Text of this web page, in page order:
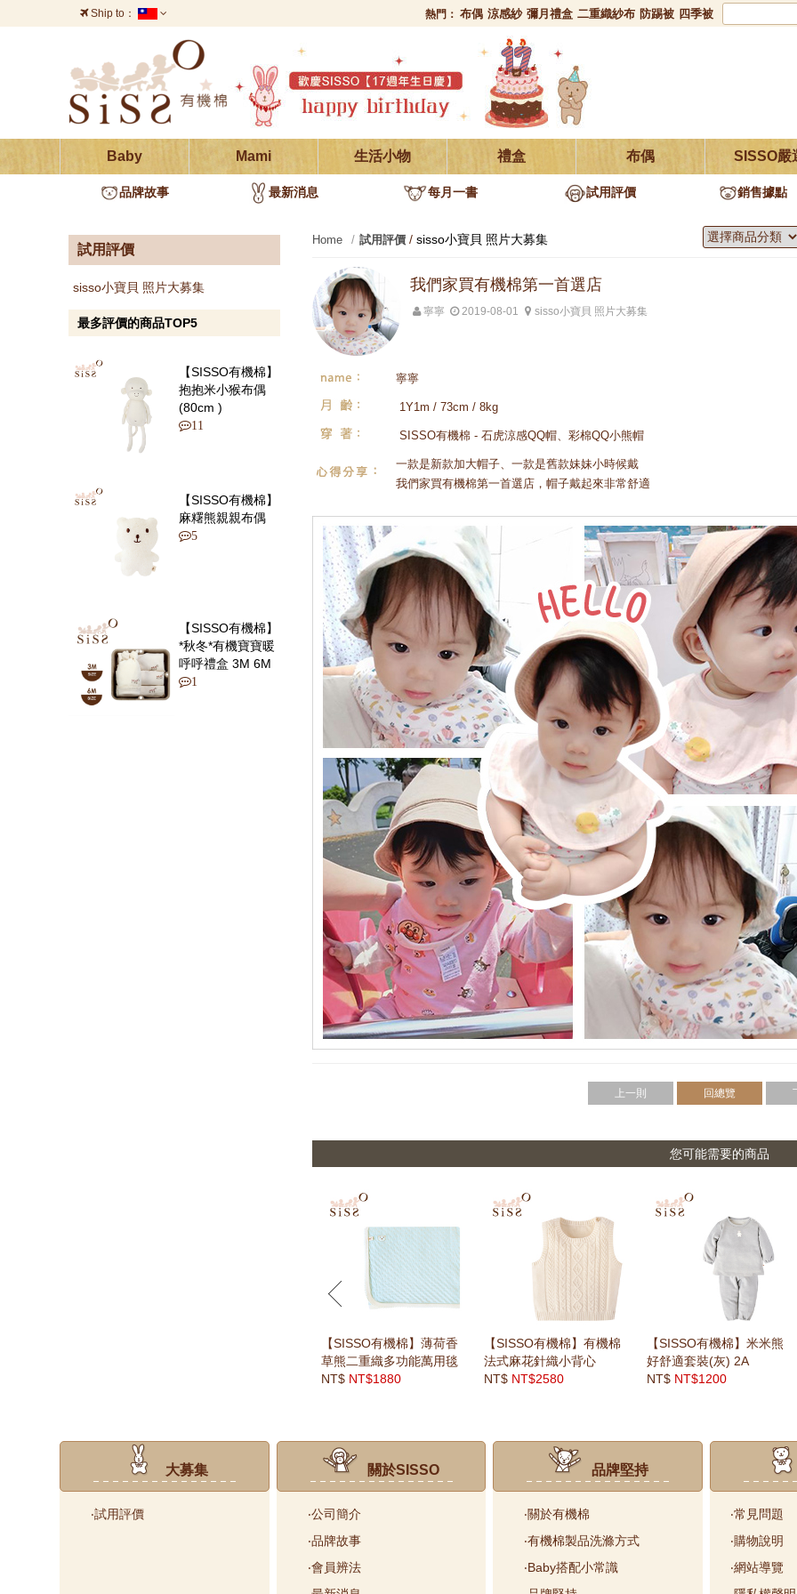
Ship to：
香港 義大利 葡萄牙
瑞士 奧地利 波蘭
墨西哥 印度
韓國 日本 越南
澳大利亞 英國 荷蘭
馬來西亞 汶萊
熱門： 布偶 涼感紗 彌月禮盒 二重織紗布 防踢被 四季被
Baby Mami 生活小物 禮盒 布偶 SISSO嚴
品牌故事 最新消息 每月一書 試用評價 銷售據點
試用評價
sisso小寶貝 照片大募集
最多評價的商品TOP5
【SISSO有機棉】
抱抱米小猴布偶
(80cm )
11
【SISSO有機棉】
麻糬熊親親布偶
5
【SISSO有機棉】
*秋冬*有機寶寶暖
呼呼禮盒 3M 6M
1
Home 試用評價/ sisso小寶貝 照片大募集
我們家買有機棉第一首選店
寧寧 2019-08-01 sisso小寶貝 照片大募集
寧寧
1Y1m / 73cm / 8kg
SISSO有機棉 - 石虎涼感QQ帽、彩棉QQ小熊帽
一款是新款加大帽子、一款是舊款妹妹小時候戴
我們家買有機棉第一首選店，帽子戴起來非常舒適
上一則 回總覽
您可能需要的商品
【SISSO有機棉】薄荷香
草熊二重織多功能萬用毯
NT$ NT$1880
【SISSO有機棉】有機棉
法式麻花針織小背心
NT$ NT$2580
【SISSO有機棉】米米熊
好舒適套裝(灰) 2A
NT$ NT$1200
prev
大募集
‧試用評價
關於SISSO
‧公司簡介
‧品牌故事
‧會員辨法
品牌堅持
‧關於有機棉
‧有機棉製品洗滌方式
‧Baby搭配小常識
‧常見問題
‧購物說明
‧網站導覽